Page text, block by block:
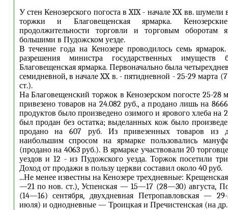
У стен Кенозерского погоста в XIX - начале XX вв. шумели
торжки и Благовещенская ярмарка.
продолжительности торговли и торговым оборотам
большими в Пудожском уезде.
В течение года на Кенозере проводилось семь
разрешения министра государственных имуществ
Благовещенская ярмарка. Первоначально была
семидневной, в начале XX в. - пятидневной - 25-29 марта
ст.).
На Благовещенский торжок в Кенозерском погосте 25-28
привезено товаров на 24.082 руб., а продано лишь на
продуктов было произведено озимого и ярового хлеба на
был продан без остатка; выделанных кож было
продано на 607 руб. Из привезенных товаров из
наибольшим спросом на ярмарке пользовались
(продано на 4063 руб.). В ярмарке участвовали 20
уездов и 12 - из Пудожского уезда. Торжок посетили
Доход от продажи в пользу церкви составил около 40 руб.
...Не менее известны на Кенозере трехдневные:
—21 по нов. ст.), Успенская — 15—17 (28—30) августа,
(14—16) сентября, двухдневная Петропавловская —
июля) и однодневные — Троицкая и Пречистенская (на